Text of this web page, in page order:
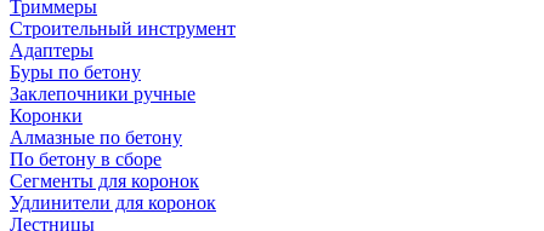
Триммеры
Строительный инструмент
Адаптеры
Буры по бетону
Заклепочники ручные
Коронки
Алмазные по бетону
По бетону в сборе
Сегменты для коронок
Удлинители для коронок
Лестницы